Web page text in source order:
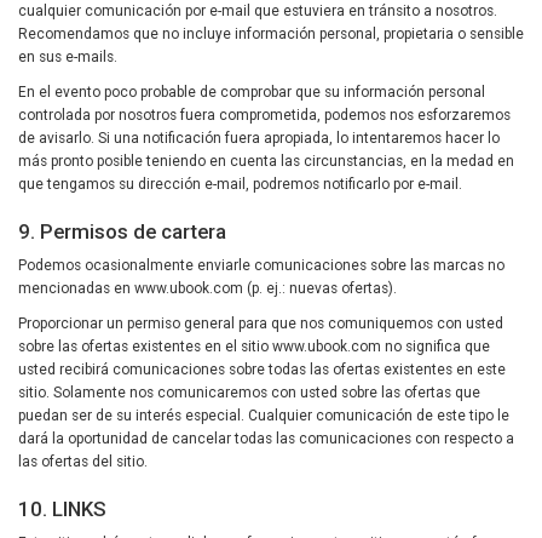
cualquier comunicación por e-mail que estuviera en tránsito a nosotros.
Recomendamos que no incluye información personal, propietaria o sensible
en sus e-mails.
En el evento poco probable de comprobar que su información personal
controlada por nosotros fuera comprometida, podemos nos esforzaremos
de avisarlo. Si una notificación fuera apropiada, lo intentaremos hacer lo
más pronto posible teniendo en cuenta las circunstancias, en la medad en
que tengamos su dirección e-mail, podremos notificarlo por e-mail.
9. Permisos de cartera
Podemos ocasionalmente enviarle comunicaciones sobre las marcas no
mencionadas en www.ubook.com (p. ej.: nuevas ofertas).
Proporcionar un permiso general para que nos comuniquemos con usted
sobre las ofertas existentes en el sitio www.ubook.com no significa que
usted recibirá comunicaciones sobre todas las ofertas existentes en este
sitio. Solamente nos comunicaremos con usted sobre las ofertas que
puedan ser de su interés especial. Cualquier comunicación de este tipo le
dará la oportunidad de cancelar todas las comunicaciones con respecto a
las ofertas del sitio.
10. LINKS